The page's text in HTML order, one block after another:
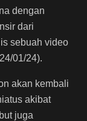
dengan
dari
sebuah video
01/24).
akan kembali
akibat
juga